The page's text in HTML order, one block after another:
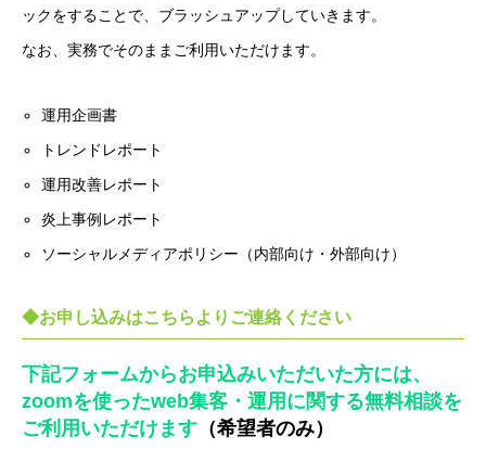
ックをすることで、ブラッシュアップしていきます。
なお、実務でそのままご利用いただけます。
運用企画書
トレンドレポート
運用改善レポート
炎上事例レポート
ソーシャルメディアポリシー（内部向け・外部向け）
◆お申し込みはこちらよりご連絡ください
下記フォームからお申込みいただいた方には、
zoomを使ったweb集客・運用に関する無料相談を
ご利用いただけます （希望者のみ）